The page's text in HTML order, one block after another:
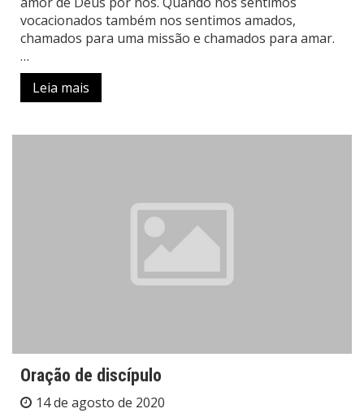
vocacionados também nos sentimos amados,
chamados para uma missão e chamados para amar.
…
Leia mais
Oração de discípulo
14 de agosto de 2020